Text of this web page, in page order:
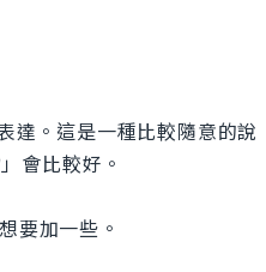
達。這是一種比較隨意的說
會比較好。
要加一些。